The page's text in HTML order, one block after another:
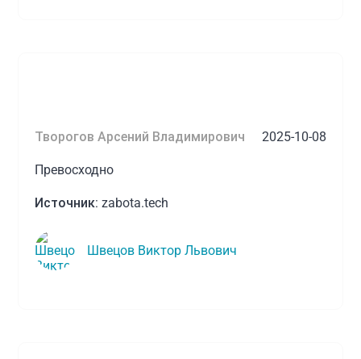
Творогов Арсений Владимирович 2025-10-08
Превосходно
Источник: zabota.tech
Швецов Виктор Львович